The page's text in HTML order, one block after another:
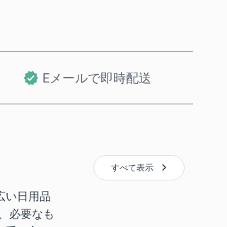
Eメールで即時配送
い日用品
必要なも
すべて表示